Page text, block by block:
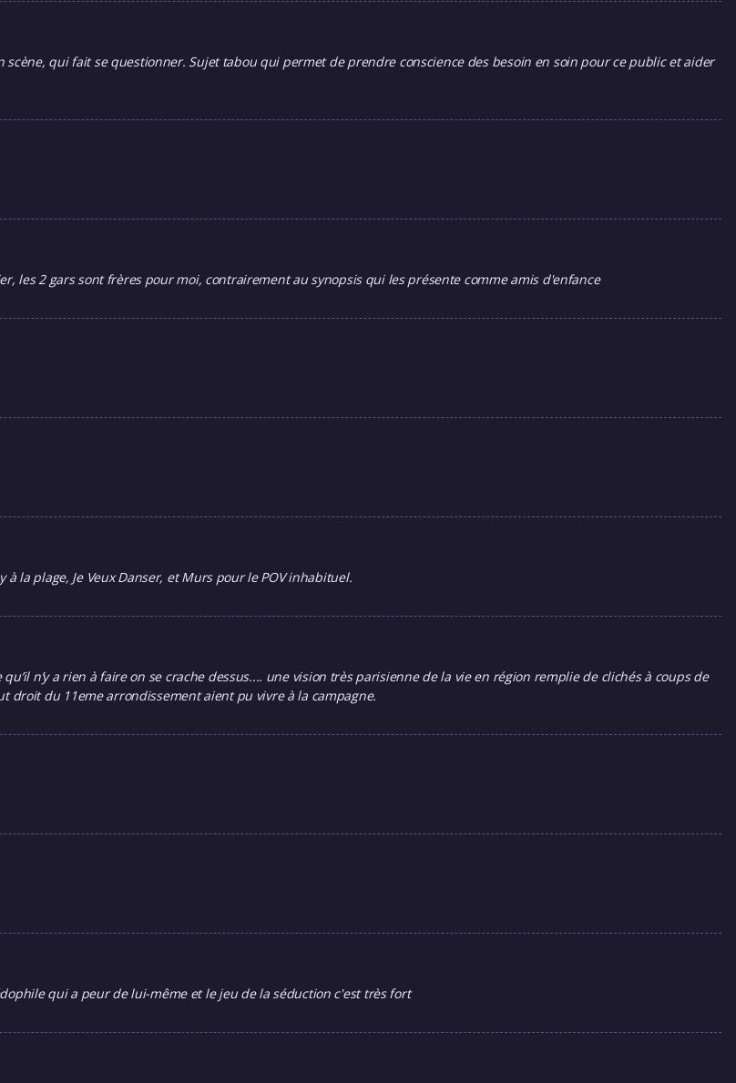
qui fait se questionner. Sujet tabou qui permet de prendre conscience des besoin en soin pour ce public et aider
les 2 gars sont frères pour moi, contrairement au synopsis qui les présente comme amis d'enfance
la plage, Je Veux Danser, et Murs pour le POV inhabituel.
n’y a rien à faire on se crache dessus.... une vision très parisienne de la vie en région remplie de clichés à coups de
droit du 11eme arrondissement aient pu vivre à la campagne.
qui a peur de lui-même et le jeu de la séduction c'est très fort